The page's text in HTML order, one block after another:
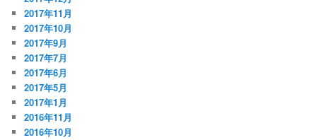
2017年11月
2017年10月
2017年9月
2017年7月
2017年6月
2017年5月
2017年1月
2016年11月
2016年10月